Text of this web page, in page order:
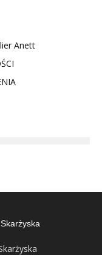
Anett